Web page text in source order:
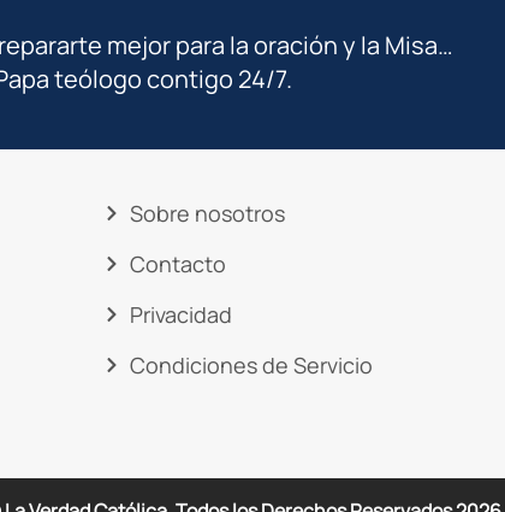
mejor para la oración y la Misa…
teólogo contigo 24/7.
Sobre nosotros
Contacto
Privacidad
Condiciones de Servicio